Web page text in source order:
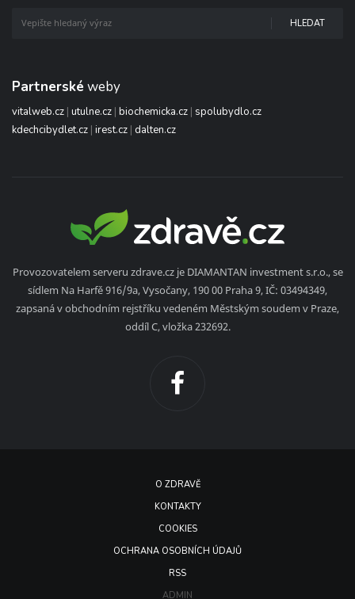
HLEDAT
Partnerské weby
vitalweb.cz | utulne.cz | biochemicka.cz | spolubydlo.cz
kdechcibydlet.cz | irest.cz | dalten.cz
Provozovatelem serveru zdrave.cz je DIAMANTAN investment s.r.o., se
sídlem Na Harfě 916/9a, Vysočany, 190 00 Praha 9, IČ: 03494349,
zapsaná v obchodním rejstříku vedeném Městským soudem v Praze,
oddíl C, vložka 232692.
O ZDRAVĚ
KONTAKTY
COOKIES
OCHRANA OSOBNÍCH ÚDAJŮ
RSS
ADMIN